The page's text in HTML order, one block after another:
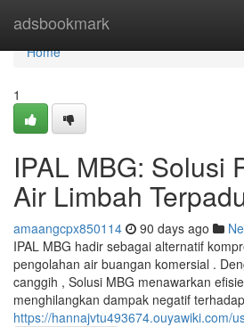
adsbookmark
Home
Home
1
IPAL MBG: Solusi
Air Limbah
amaangcpx850114 90 days ago
IPAL MBG hadir sebagai alternatif
pengolahan air buangan komersial .
canggih , Solusi MBG menawarkan
menghilangkan dampak negatif terhadap
https://hannajvtu493674.ouyawiki.com/